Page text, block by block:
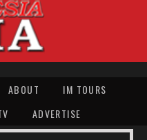
ABOUT
IM TOURS
ADVERTISE